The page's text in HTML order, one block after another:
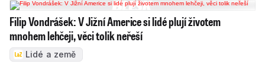
Filip Vondrášek: V Jižní Americe si lidé plují životem
mnohem lehčeji, věci tolik neřeší
Lidé a země